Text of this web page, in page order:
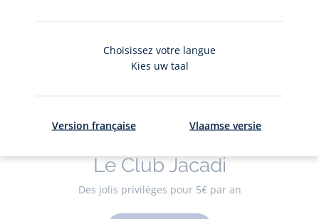
Le Club Jacadi
Des jolis privilèges pour 5€ par an
Choisissez votre langue
Kies uw taal
Version française Vlaamse versie